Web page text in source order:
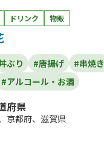
ドリンク 物販
ぶり #唐揚げ
#串焼き
#アルコール・お酒
府県
京都府、 滋賀県